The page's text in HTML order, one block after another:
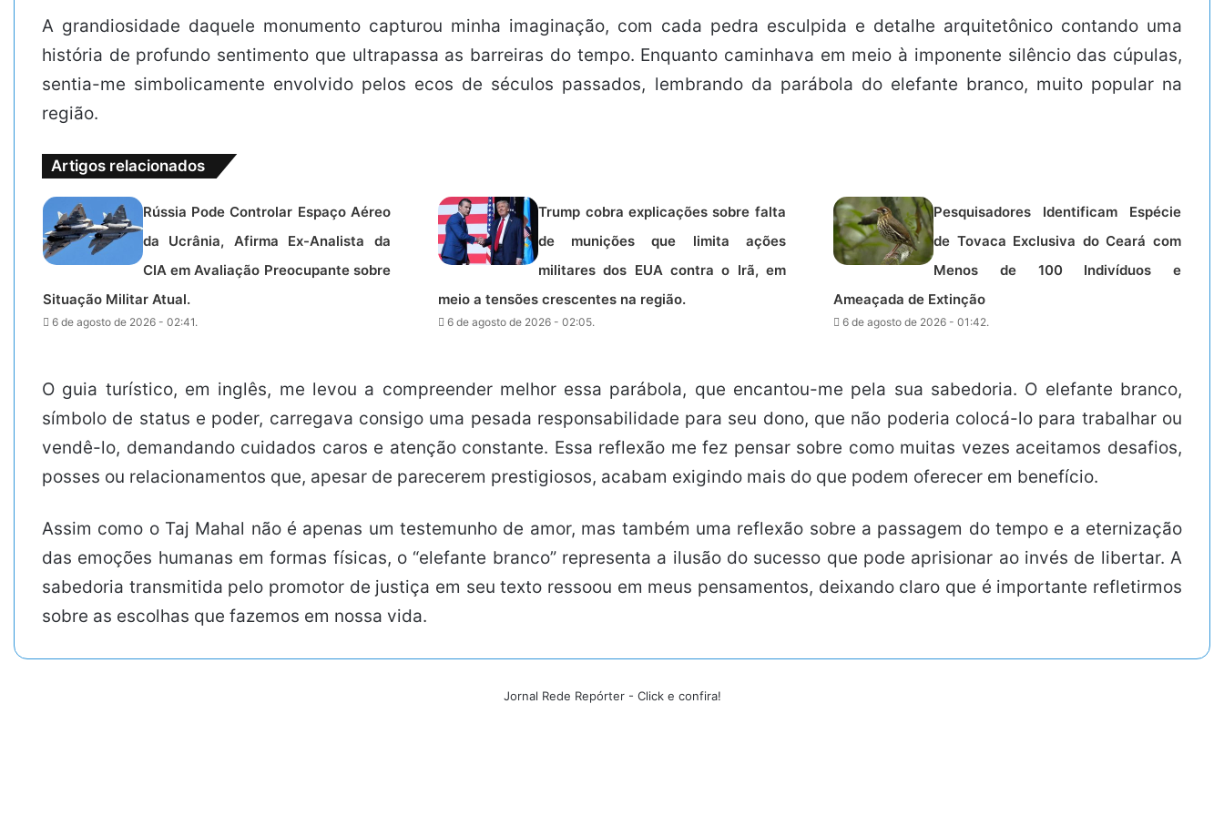
A grandiosidade daquele monumento capturou minha imaginação, com cada pedra esculpida e detalhe arquitetônico contando uma
história de profundo sentimento que ultrapassa as barreiras do tempo. Enquanto caminhava em meio à imponente silêncio das cúpulas,
sentia-me simbolicamente envolvido pelos ecos de séculos passados, lembrando da parábola do elefante branco, muito popular na
região.
Artigos relacionados
Rússia Pode Controlar Espaço Aéreo
da Ucrânia, Afirma Ex-Analista da
CIA em Avaliação Preocupante sobre
Situação Militar Atual.
6 de agosto de 2026 - 02:41.
Trump cobra explicações sobre falta
de munições que limita ações
militares dos EUA contra o Irã, em
meio a tensões crescentes na região.
6 de agosto de 2026 - 02:05.
Pesquisadores Identificam Espécie
de Tovaca Exclusiva do Ceará com
Menos de 100 Indivíduos e
Ameaçada de Extinção
6 de agosto de 2026 - 01:42.
O guia turístico, em inglês, me levou a compreender melhor essa parábola, que encantou-me pela sua sabedoria. O elefante branco,
símbolo de status e poder, carregava consigo uma pesada responsabilidade para seu dono, que não poderia colocá-lo para trabalhar ou
vendê-lo, demandando cuidados caros e atenção constante. Essa reflexão me fez pensar sobre como muitas vezes aceitamos desafios,
posses ou relacionamentos que, apesar de parecerem prestigiosos, acabam exigindo mais do que podem oferecer em benefício.
Assim como o Taj Mahal não é apenas um testemunho de amor, mas também uma reflexão sobre a passagem do tempo e a eternização
das emoções humanas em formas físicas, o “elefante branco” representa a ilusão do sucesso que pode aprisionar ao invés de libertar. A
sabedoria transmitida pelo promotor de justiça em seu texto ressoou em meus pensamentos, deixando claro que é importante refletirmos
sobre as escolhas que fazemos em nossa vida.
Jornal Rede Repórter - Click e confira!